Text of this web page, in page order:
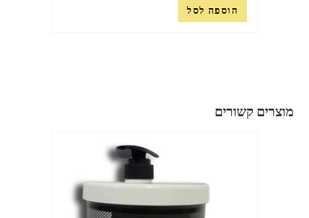
הוספה לסל
מוצרים קשורים